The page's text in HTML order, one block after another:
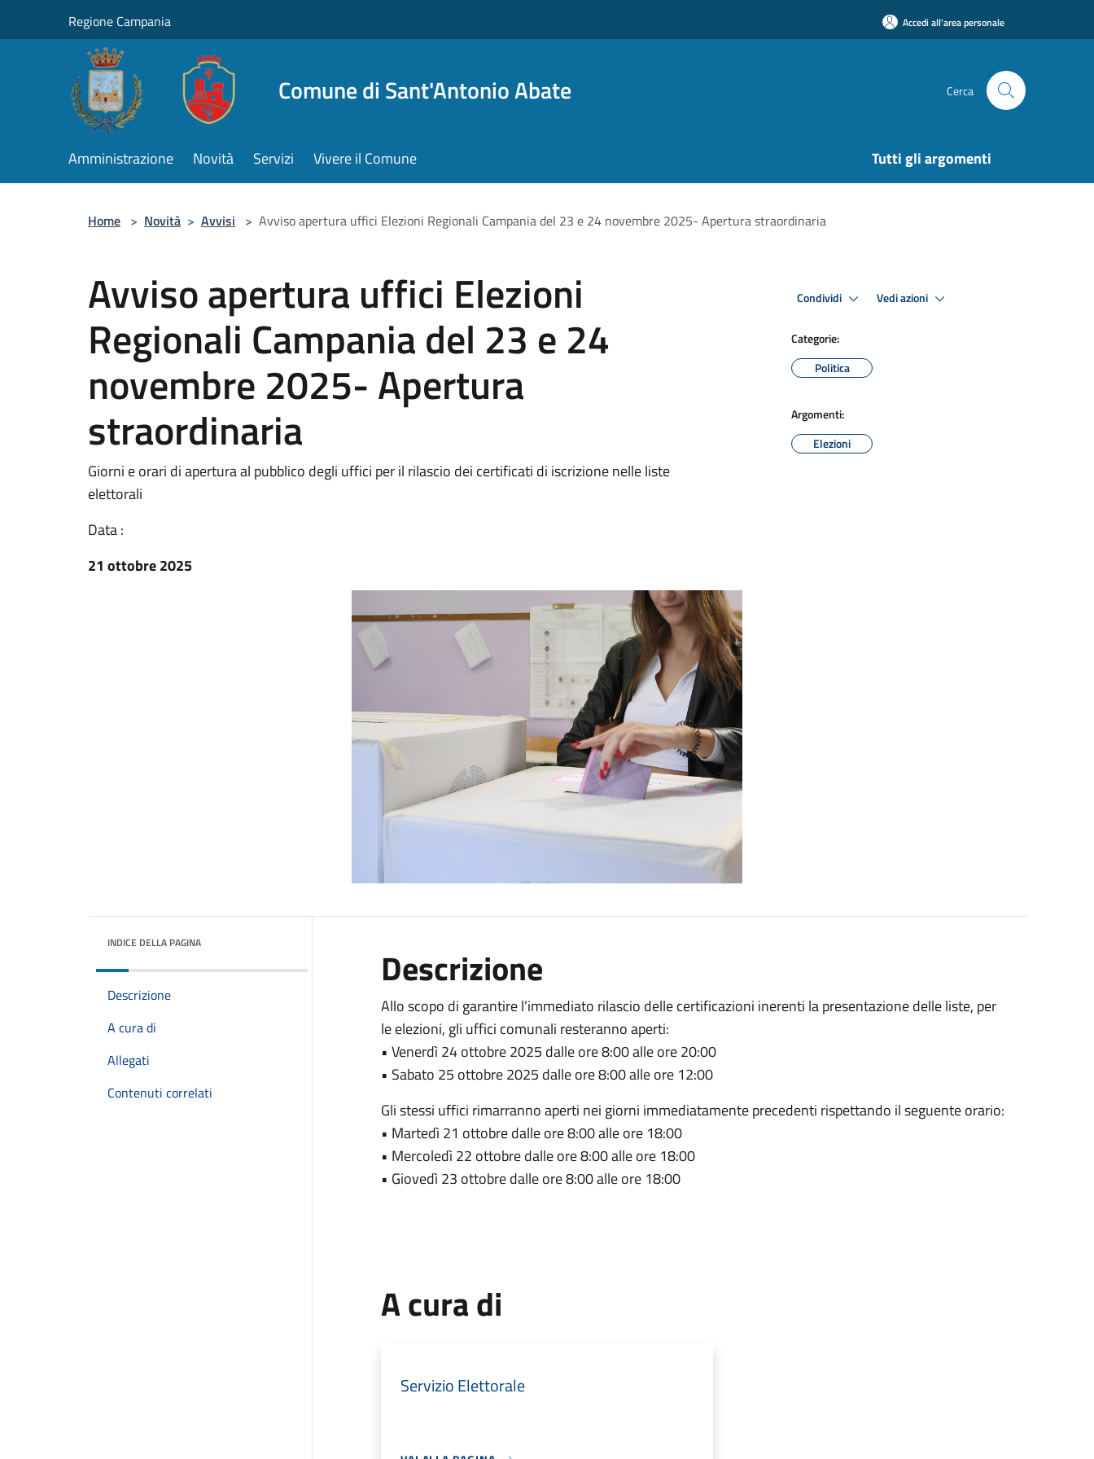
Regione Campania Accedi all'area personale
Comune di Sant'Antonio Abate Cerca
Amministrazione Novità Servizi Vivere il Comune Tutti gli argomenti
Home > Novità > Avvisi > Avviso apertura uffici Elezioni Regionali Campania del 23 e 24 novembre 2025- Apertura straordinaria
Avviso apertura uffici Elezioni
Regionali Campania del 23 e 24
novembre 2025- Apertura
straordinaria
Giorni e orari di apertura al pubblico degli uffici per il rilascio dei certificati di iscrizione nelle liste
elettorali
Data :
21 ottobre 2025
Condividi Vedi azioni
Categorie:
Politica
Argomenti:
Elezioni
INDICE DELLA PAGINA
Descrizione
A cura di
Allegati
Contenuti correlati
Descrizione
Allo scopo di garantire l’immediato rilascio delle certificazioni inerenti la presentazione delle liste, per
le elezioni, gli uffici comunali resteranno aperti:
• Venerdì 24 ottobre 2025 dalle ore 8:00 alle ore 20:00
• Sabato 25 ottobre 2025 dalle ore 8:00 alle ore 12:00
Gli stessi uffici rimarranno aperti nei giorni immediatamente precedenti rispettando il seguente orario:
• Martedì 21 ottobre dalle ore 8:00 alle ore 18:00
• Mercoledì 22 ottobre dalle ore 8:00 alle ore 18:00
• Giovedì 23 ottobre dalle ore 8:00 alle ore 18:00
A cura di
Servizio Elettorale